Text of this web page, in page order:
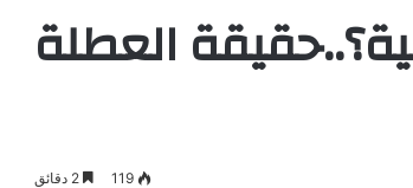
العطلة
119